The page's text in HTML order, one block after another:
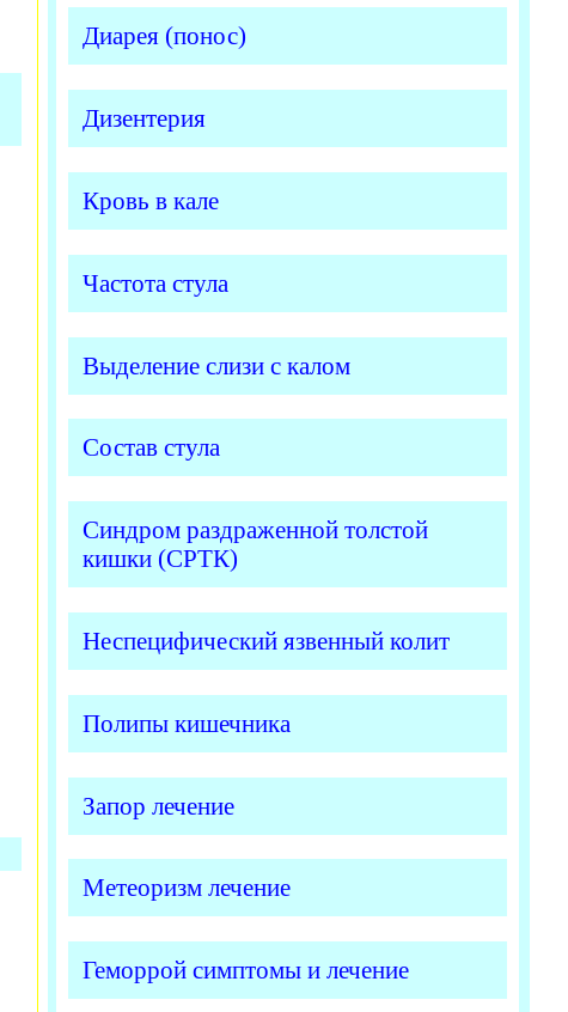
Диарея (понос)
Дизентерия
Кровь в кале
Частота стула
Выделение слизи с калом
Состав стула
Синдром раздраженной толстой
кишки (СРТК)
Неспецифический язвенный колит
Полипы кишечника
Запор лечение
Метеоризм лечение
Геморрой симптомы и лечение